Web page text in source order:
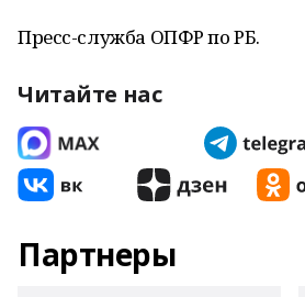
Пресс-служба ОПФР по РБ.
Читайте нас
Партнеры